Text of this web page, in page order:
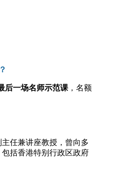
后一场名师示范课 ，名额
任兼讲座教授，曾向多
括香港特别行政区政府